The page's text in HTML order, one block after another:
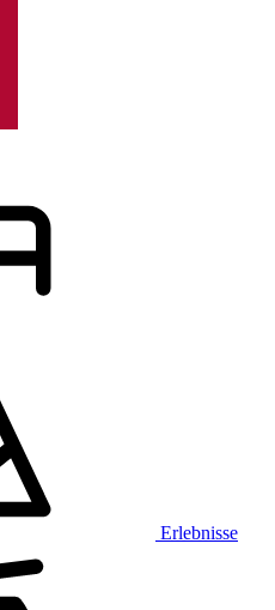
Erlebnisse